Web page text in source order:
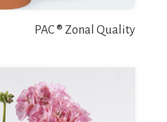
PAC ® Zonal Quality